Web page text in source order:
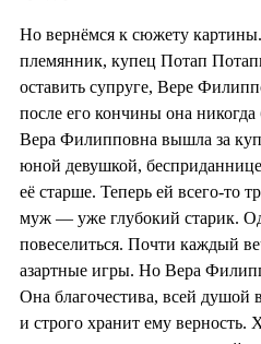
Но вернёмся к сюжету
племянник, купец Потап
оставить супруге, Вере
после его кончины она
Вера Филипповна вышла за
юной девушкой,
её старше. Теперь ей всего-то
муж — уже глубокий старик.
повеселиться. Почти каждый
азартные игры. Но Вера
Она благочестива, всей душой
и строго хранит ему верность.